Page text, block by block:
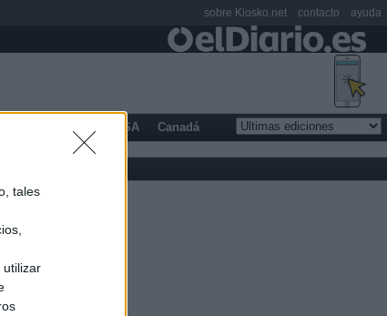
tales
utilizar
USA Canadá
sobre Kiosko.net contacto ayuda